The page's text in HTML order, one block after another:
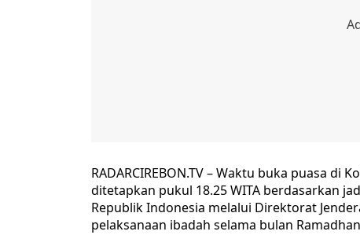
RADARCIREBON.TV – Waktu buka puasa di
ditetapkan pukul 18.25 WITA berdasarkan
Republik Indonesia melalui Direktorat
pelaksanaan ibadah selama bulan